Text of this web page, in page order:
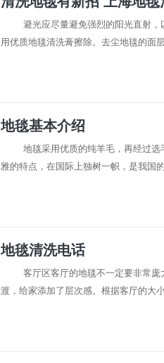
避光应尽量避免强烈的阳光直射
用优质地毯清洗膏擦除。去尘地毯的面
地毯基本介绍
地毯采用优质的纯羊毛，再经过
雅的特点，在国际上独树一帜，是我国
地毯清洗电话
客厅区客厅的地毯不一定要非常
渡，给家添加了层次感。根据客厅的大